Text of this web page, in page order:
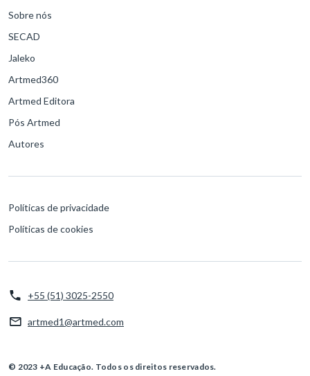
Sobre nós
SECAD
Jaleko
Artmed360
Artmed Editora
Pós Artmed
Autores
Políticas de privacidade
Políticas de cookies
+55 (51) 3025-2550
artmed1@artmed.com
© 2023 +A Educação. Todos os direitos reservados.